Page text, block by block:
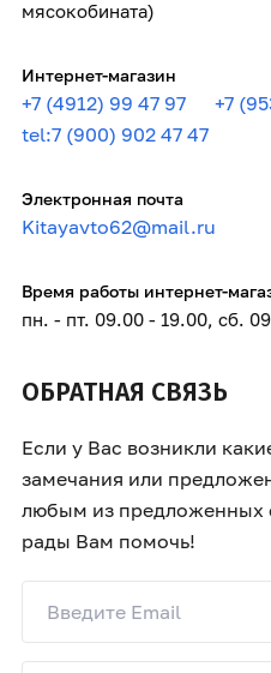
мясокобината)
Интернет-магазин
+7 (4912) 99 47 97
+7
tel:7 (900) 902 47 47
Электронная почта
Kitayavto62@mail.ru
Время работы интернет-
пн. - пт. 09.00 - 19.00, сб.
ОБРАТНАЯ СВЯЗЬ
Если у Вас возникли
замечания или
любым из предложенных
рады Вам помочь!